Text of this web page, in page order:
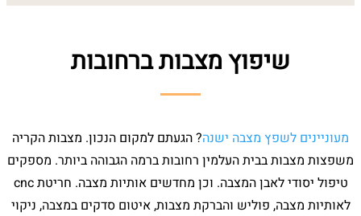
שיפוץ מצבות ברחובות
מעוניינים לשפץ מצבה ישנה? הגעתם למקום הנכון. מצבות הקריה
משפצות מצבות בבית העלמין רחובות ברמה הגבוהה ביותר. מספקים
טיפול יסודי לאבן המצבה. וכן מחדשים אותיות מצבה. חריטת cnc
לאותיות מצבה, פוליש והברקת מצבות, איטום סדקים במצבה, ניקוי